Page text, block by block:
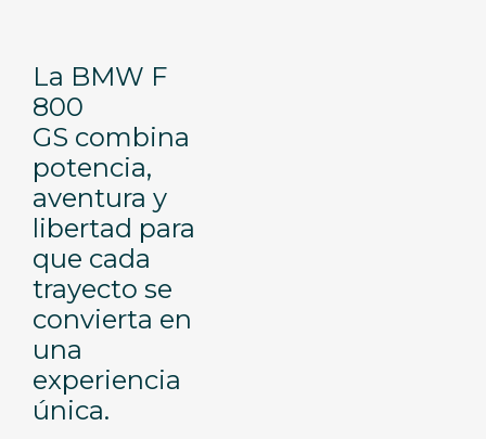
La BMW F
800
GS combina
potencia,
aventura y
libertad para
que cada
trayecto se
convierta en
una
experiencia
única.